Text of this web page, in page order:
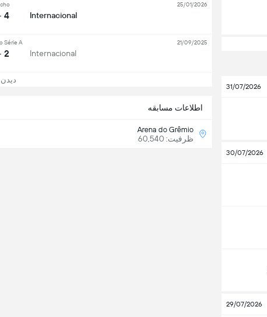
31/07/2026
30/07/2026
29/07/2026
اطلاعات مسابقه
Arena do Grêmio
ظرفیت: 60,540
Internacional
4 - 2
25/01/2026
Internacional
Série A
2 - 3
21/09/2025
دیدن